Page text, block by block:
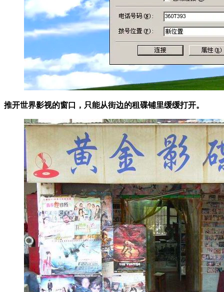
推开世界影视的窗口，只能从街边的租碟铺里缓缓打开。